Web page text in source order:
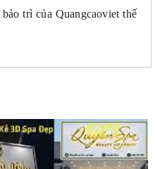
trì của Quangcaoviet thế